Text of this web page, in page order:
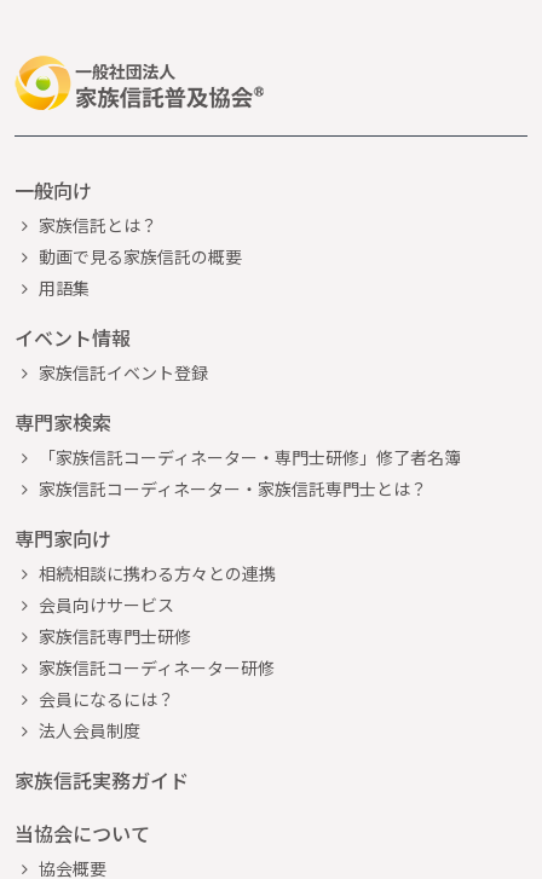
一般向け
家族信託とは？
動画で見る家族信託の概要
用語集
イベント情報
家族信託イベント登録
専門家検索
「家族信託コーディネーター・専門士研修」修了者名簿
家族信託コーディネーター・家族信託専門士とは？
専門家向け
相続相談に携わる方々との連携
会員向けサービス
家族信託専門士研修
家族信託コーディネーター研修
会員になるには？
法人会員制度
家族信託実務ガイド
当協会について
協会概要